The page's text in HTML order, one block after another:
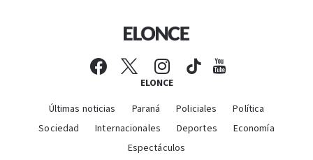
ELONCE
Últimas noticias Paraná Policiales
Política
Sociedad
Internacionales Deportes
Economía
Espectáculos